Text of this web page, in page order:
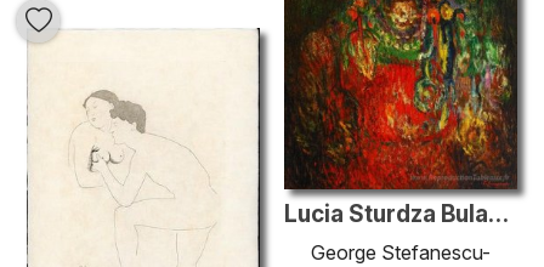
Lucia Sturdza Bulandra dans la folle de Chaillot
George Stefanescu-